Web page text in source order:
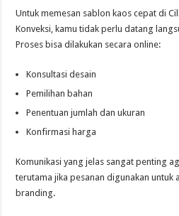
Untuk memesan sablon kaos cepat di
Konveksi, kamu tidak perlu datang
Proses bisa dilakukan secara online:
Konsultasi desain
Pemilihan bahan
Penentuan jumlah dan ukuran
Konfirmasi harga
Komunikasi yang jelas sangat penting
terutama jika pesanan digunakan untuk
branding.